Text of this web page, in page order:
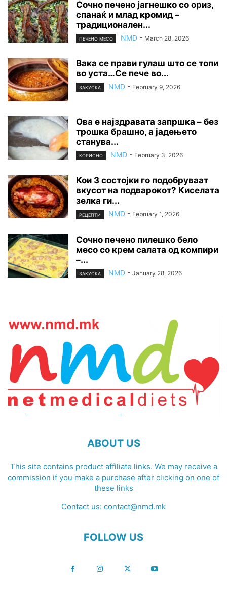
Сочно печено јагнешко со ориз,
спанаќ и млад кромид –
традиционален...
ПЕЧЕНО МЕСО NMD - March 28, 2026
Вака се прави гулаш што се топи
во уста…Се пече во...
ЗАКУСКА NMD - February 9, 2026
Ова е најздравата запршка – без
трошка брашно, а јадењето
станува...
КОРИСНО NMD - February 3, 2026
Кои 3 состојки го подобруваат
вкусот на подварокот? Киселата
зелка ги...
РЕЦЕПТИ NMD - February 1, 2026
Сочно печено пилешко бело
месо со крем салата од компири
–...
ЗАКУСКА NMD - January 28, 2026
ABOUT US
This site contains product affiliate links. We may receive a
commission if you make a purchase after clicking on one of
these links
Contact us: contact@nmd.mk
FOLLOW US